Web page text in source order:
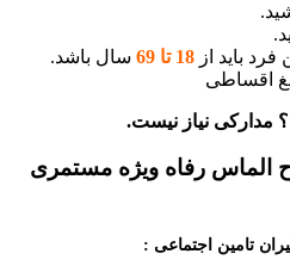
باید از 18 تا 69
سال باشد.
اقساطی
مدارکی نیاز نیست.
الماس رفاه ویژه مستمری
تامین اجتماعی :